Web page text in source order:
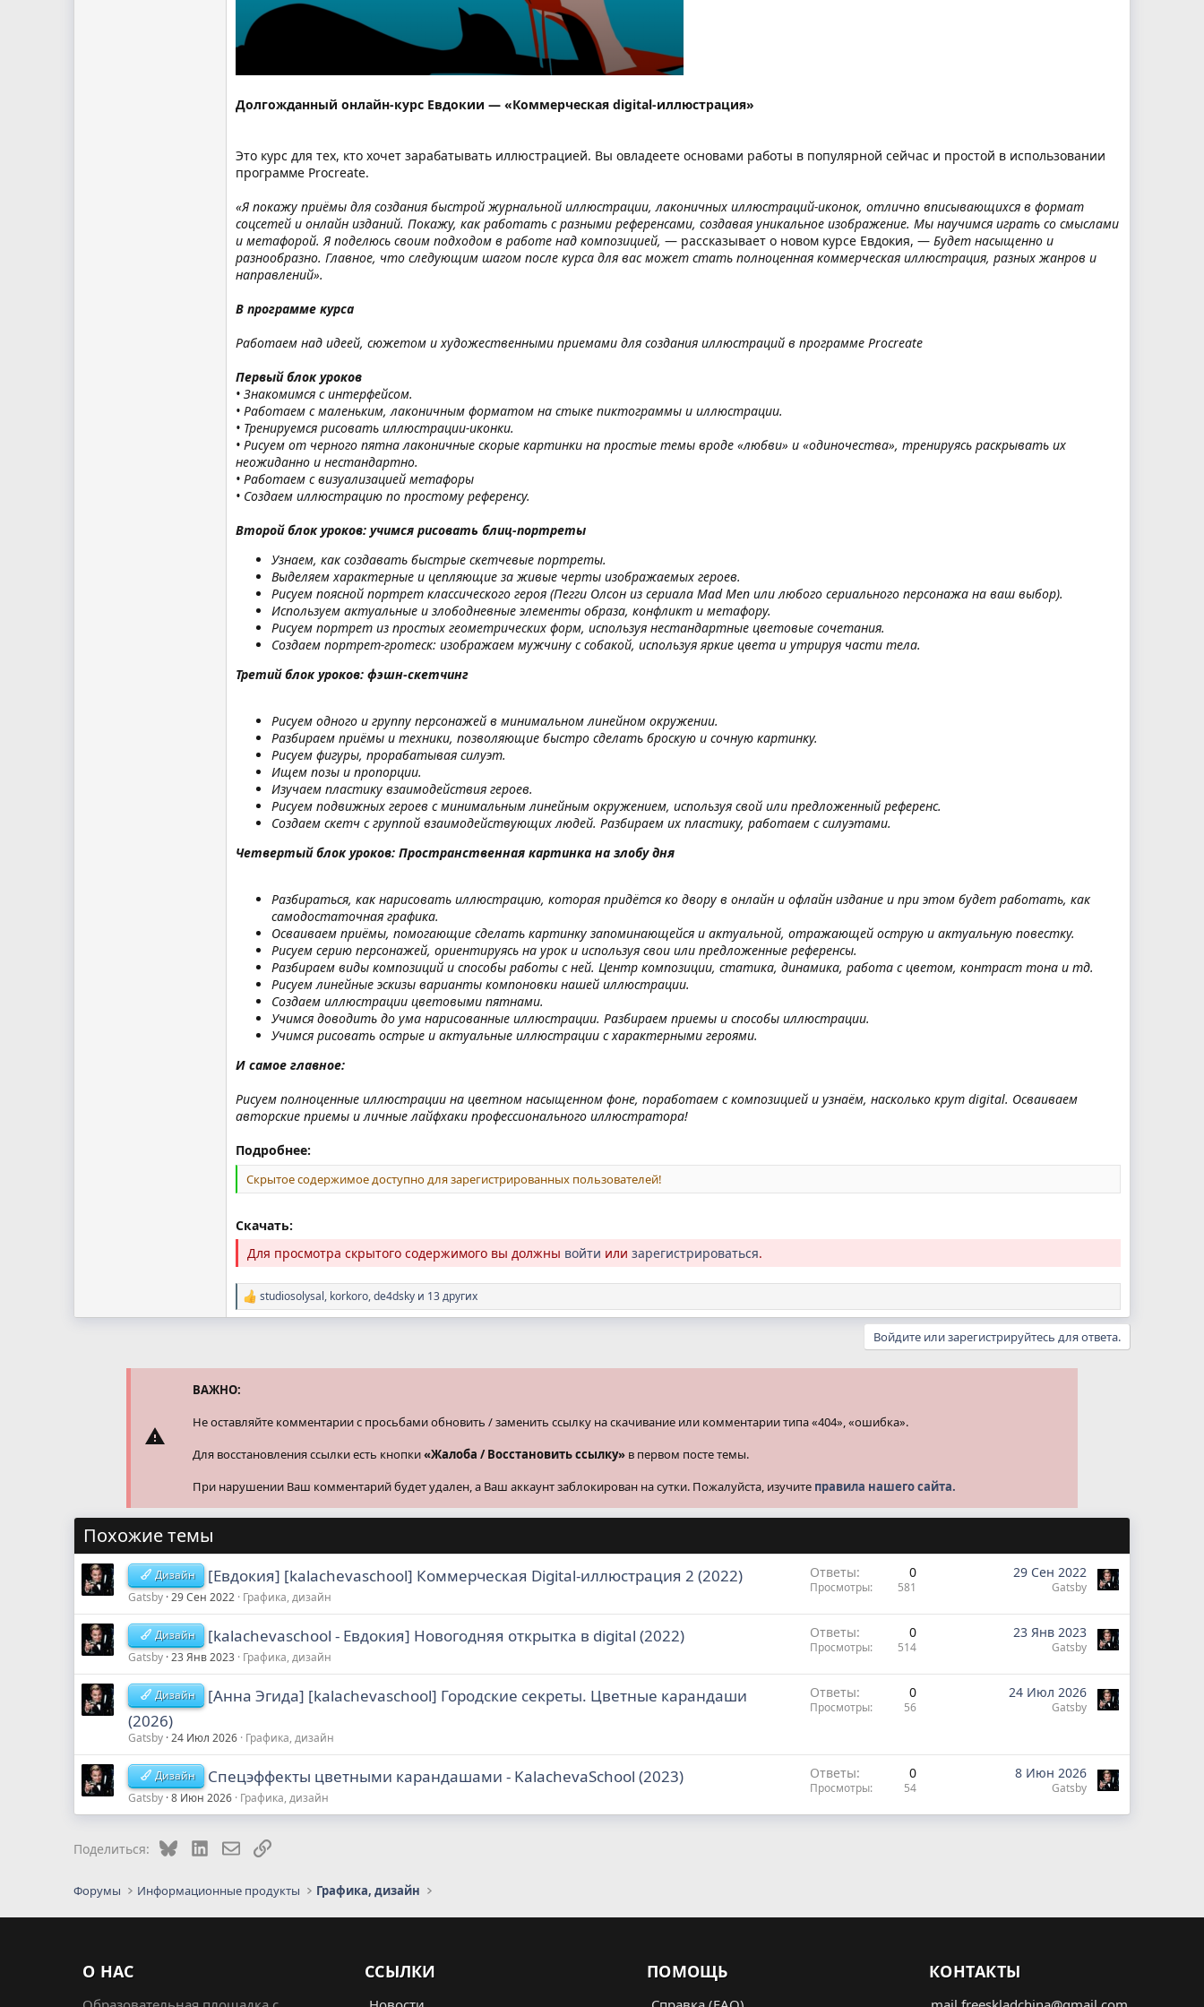
Долгожданный онлайн-курс Евдокии — «Коммерческая digital-иллюстрация»
Это курс для тех, кто хочет зарабатывать иллюстрацией. Вы овладеете основами работы в популярной сейчас и простой в использовании
программе Procreate.
«Я покажу приёмы для создания быстрой журнальной иллюстрации, лаконичных иллюстраций-иконок, отлично вписывающихся в формат
соцсетей и онлайн изданий. Покажу, как работать с разными референсами, создавая уникальное изображение. Мы научимся играть со смыслами
и метафорой. Я поделюсь своим подходом в работе над композицией, — рассказывает о новом курсе Евдокия, — Будет насыщенно и
разнообразно. Главное, что следующим шагом после курса для вас может стать полноценная коммерческая иллюстрация, разных жанров и
направлений».
В программе курса
Работаем над идеей, сюжетом и художественными приемами для создания иллюстраций в программе Procreate
Первый блок уроков
• Знакомимся с интерфейсом.
• Работаем с маленьким, лаконичным форматом на стыке пиктограммы и иллюстрации.
• Тренируемся рисовать иллюстрации-иконки.
• Рисуем от черного пятна лаконичные скорые картинки на простые темы вроде «любви» и «одиночества», тренируясь раскрывать их
неожиданно и нестандартно.
• Работаем с визуализацией метафоры
• Создаем иллюстрацию по простому референсу.
Второй блок уроков: учимся рисовать блиц-портреты
Узнаем, как создавать быстрые скетчевые портреты.
Выделяем характерные и цепляющие за живые черты изображаемых героев.
Рисуем поясной портрет классического героя (Пегги Олсон из сериала Mad Men или любого сериального персонажа на ваш выбор).
Используем актуальные и злободневные элементы образа, конфликт и метафору.
Рисуем портрет из простых геометрических форм, используя нестандартные цветовые сочетания.
Создаем портрет-гротеск: изображаем мужчину с собакой, используя яркие цвета и утрируя части тела.
Третий блок уроков: фэшн-скетчинг
Рисуем одного и группу персонажей в минимальном линейном окружении.
Разбираем приёмы и техники, позволяющие быстро сделать броскую и сочную картинку.
Рисуем фигуры, прорабатывая силуэт.
Ищем позы и пропорции.
Изучаем пластику взаимодействия героев.
Рисуем подвижных героев с минимальным линейным окружением, используя свой или предложенный референс.
Создаем скетч с группой взаимодействующих людей. Разбираем их пластику, работаем с силуэтами.
Четвертый блок уроков: Пространственная картинка на злобу дня
Разбираться, как нарисовать иллюстрацию, которая придётся ко двору в онлайн и офлайн издание и при этом будет работать, как
самодостаточная графика.
Осваиваем приёмы, помогающие сделать картинку запоминающейся и актуальной, отражающей острую и актуальную повестку.
Рисуем серию персонажей, ориентируясь на урок и используя свои или предложенные референсы.
Разбираем виды композиций и способы работы с ней. Центр композиции, статика, динамика, работа с цветом, контраст тона и тд.
Рисуем линейные эскизы варианты компоновки нашей иллюстрации.
Создаем иллюстрации цветовыми пятнами.
Учимся доводить до ума нарисованные иллюстрации. Разбираем приемы и способы иллюстрации.
Учимся рисовать острые и актуальные иллюстрации с характерными героями.
И самое главное:
Рисуем полноценные иллюстрации на цветном насыщенном фоне, поработаем с композицией и узнаём, насколько крут digital. Осваиваем
авторские приемы и личные лайфхаки профессионального иллюстратора!
Подробнее:
Скрытое содержимое доступно для зарегистрированных пользователей!
Скачать:
Для просмотра скрытого содержимого вы должны войти или зарегистрироваться.
Р
е
и
studiosolysal, korkoro,de4dsky и 13 других
Войдите или зарегистрируйтесь для ответа.
ВАЖНО:
Не оставляйте комментарии с просьбами обновить / заменить ссылку на скачивание или комментарии типа «404», «ошибка».
Для восстановления ссылки есть кнопки«Жалоба / Восстановить ссылку» в первом посте темы.
При нарушении Ваш комментарий будет удален, а Ваш аккаунт заблокирован на сутки. Пожалуйста, изучите правила нашего сайта.
Похожие темы
Дизайн [Евдокия] [kalachevaschool] Коммерческая Digital-иллюстрация 2 (2022)
Gatsby 29 Сен 2022 Графика, дизайн
Ответы 0
Просмотры 581
29 Сен 2022
Gatsby
Дизайн [kalachevaschool - Евдокия] Новогодняя открытка в digital (2022)
Gatsby 23 Янв 2023 Графика, дизайн
Ответы 0
Просмотры 514
23 Янв 2023
Gatsby
Дизайн
[Анна Эгида] [kalachevaschool] Городские секреты. Цветные карандаши
(2026)
Gatsby 24 Июл 2026 Графика, дизайн
Ответы 0
Просмотры 56
24 Июл 2026
Gatsby
Дизайн Спецэффекты цветными карандашами - KalachevaSchool (2023)
Gatsby 8 Июн 2026 Графика, дизайн
Ответы 0
Просмотры 54
8 Июн 2026
Gatsby
Поделиться: BlueskyLinkedInЭлектронная почта
Ссылка
Форумы Информационные продукты Графика, дизайн
О НАС ССЫЛКИ ПОМОЩЬ КОНТАКТЫ